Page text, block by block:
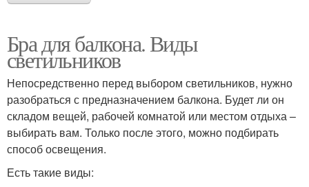
Бра для балкона. Виды
светильников
Непосредственно перед выбором светильников, нужно
разобраться с предназначением балкона. Будет ли он
складом вещей, рабочей комнатой или местом отдыха –
выбирать вам. Только после этого, можно подбирать
способ освещения.
Есть такие виды: